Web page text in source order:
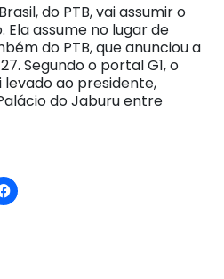
do PTB, vai assumir o
Ela assume no lugar de
do PTB, que anunciou a
Segundo o portal G1, o
ao presidente,
do Jaburu entre